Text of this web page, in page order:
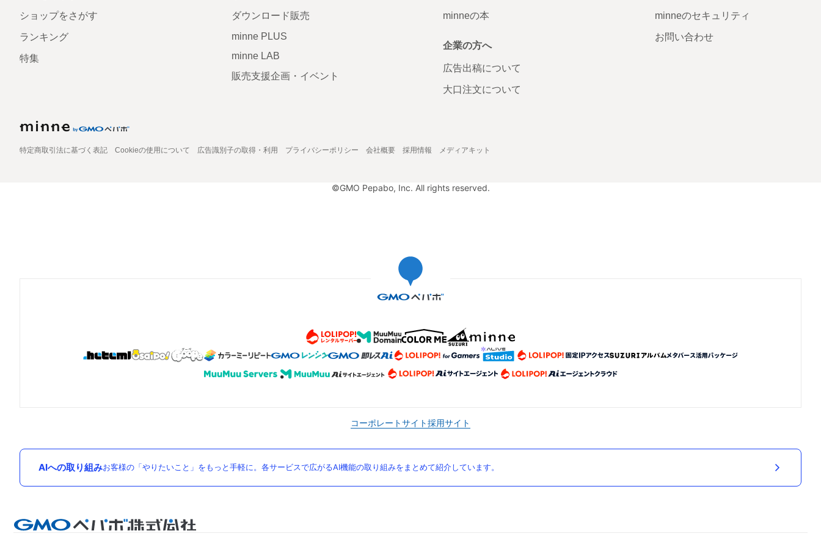
ショップをさがす
ランキング
特集
ダウンロード販売
minne PLUS
minne LAB
販売支援企画・イベント
minneの本
企業の方へ
広告出稿について
大口注文について
minneのセキュリティ
お問い合わせ
特定商取引法に基づく表記 Cookieの使用について 広告識別子の取得・利用 プライバシーポリシー 会社概要 採用情報 メディアキット
©GMO Pepabo, Inc. All rights reserved.
コーポレートサイト採用サイト
AIへの取り組みお客様の「やりたいこと」をもっと手軽に。各サービスで広がるAI機能の取り組みをまとめて紹介しています。